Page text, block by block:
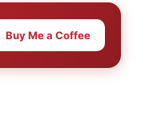
Buy Me a Coffee